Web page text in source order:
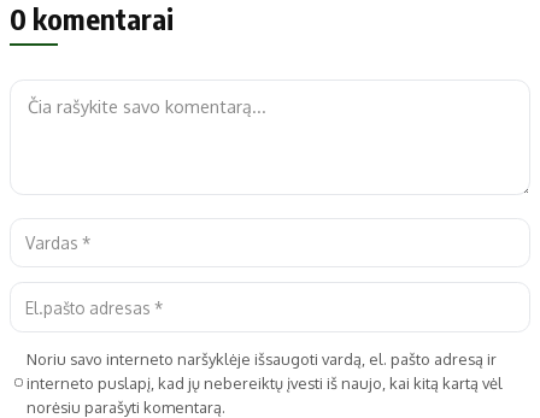
0 komentarai
Noriu savo interneto naršyklėje išsaugoti vardą, el. pašto adresą ir
interneto puslapį, kad jų nebereiktų įvesti iš naujo, kai kitą kartą vėl
norėsiu parašyti komentarą.